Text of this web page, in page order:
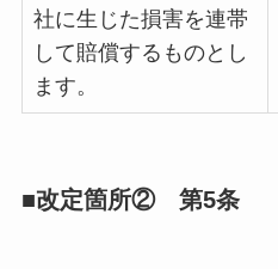
社に生じた損害を連帯
して賠償するものとし
ます。
■改定箇所② 第5条